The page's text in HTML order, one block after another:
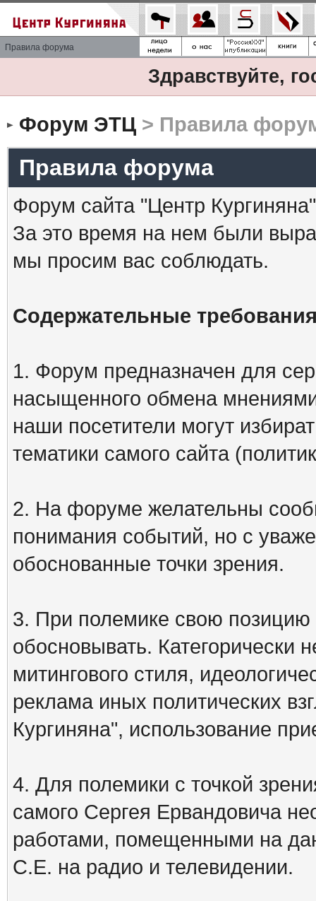
Правила форума
Здравствуйте,
Форум ЭТЦ> Правила
Правила форума
Форум сайта "Центр
За это время на нем были
мы просим вас соблюдать.
Содержательные
1. Форум предназначен для
насыщенного обмена
наши посетители могут
тематики самого сайта
2. На форуме желательны
понимания событий, но с
обоснованные точки зрения.
3. При полемике свою
обосновывать. Категорически
митингового стиля,
реклама иных политических
Кургиняна", использование
4. Для полемики с точкой
самого Сергея Ервандовича
работами, помещенными на
С.Е. на радио и телевидении.